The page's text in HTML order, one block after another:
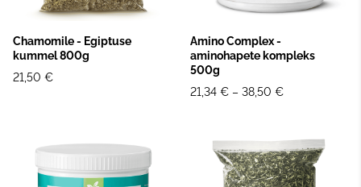
Chamomile - Egiptuse
kummel 800g
21,50 €
Amino Complex -
aminohapete kompleks
500g
21,34 € – 38,50 €